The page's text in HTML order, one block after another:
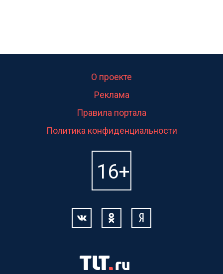
О проекте
Реклама
Правила портала
Политика конфиденциальности